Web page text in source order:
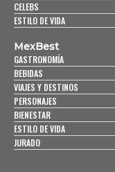
CELEBS
ESTILO DE VIDA
MexBest
GASTRONOMÍA
BEBIDAS
VIAJES Y DESTINOS
PERSONAJES
BIENESTAR
ESTILO DE VIDA
JURADO